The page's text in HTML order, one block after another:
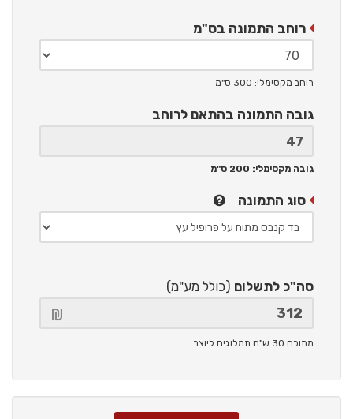
רוחב התמונה בס"מ
רוחב מקסימלי: 300 ס"מ
גובה התמונה בהתאם לרוחב
גובה מקסימלי: 200 ס"מ
סוג התמונה
סה"כ לתשלום (כולל מע"מ)
מתוכם 30 ש"ח תמלוגים ליוצר